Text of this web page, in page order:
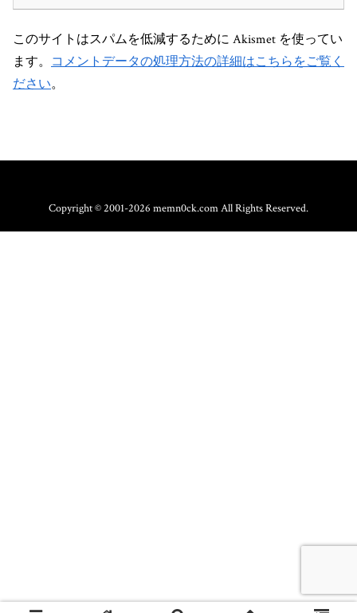
このサイトはスパムを低減するために Akismet を使ってい
ます。 コメントデータの処理方法の詳細はこちらをご覧く
ださい。
Copyright © 2001-2026 memn0ck.com All Rights Reserved.